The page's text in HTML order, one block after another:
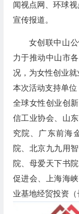
闻视点网、环球
宣传报道。
女创联中山
力于推动中山市
况，为女性创业就
本次活动支持单位
全球女性创业创
信工业协会、山
究院、广东前海
院、北京九九用
院、母爱天下书
促进会、上海海
业基地经贸投资（